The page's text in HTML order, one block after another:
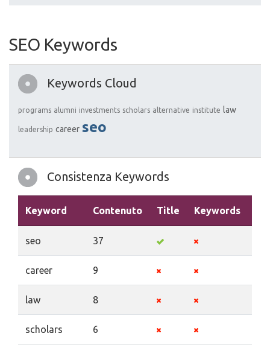
SEO Keywords
Keywords Cloud
programs alumni investments scholars alternative institute law
leadership career seo
Consistenza Keywords
Keyword Contenuto Title Keywords
seo 37
career 9
law 8
scholars 6